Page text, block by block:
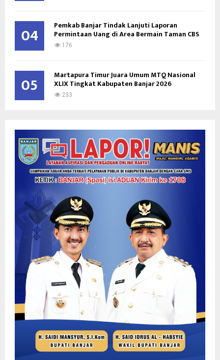
04 Pemkab Banjar Tindak Lanjuti Laporan
Permintaan Uang di Area Bermain Taman CBS
176
05 Martapura Timur Juara Umum MTQ Nasional
XLIX Tingkat Kabupaten Banjar 2026
233